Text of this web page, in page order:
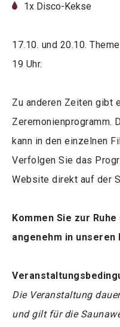
1x Disco-Kekse
17.10. und 20.10.
19 Uhr.
Zu anderen Zeiten gibt
Zeremonienprogramm.
kann in den einzelnen
Verfolgen Sie das
Website direkt auf der
Kommen Sie zur
angenehm in unseren
Die Veranstaltung
und gilt für die